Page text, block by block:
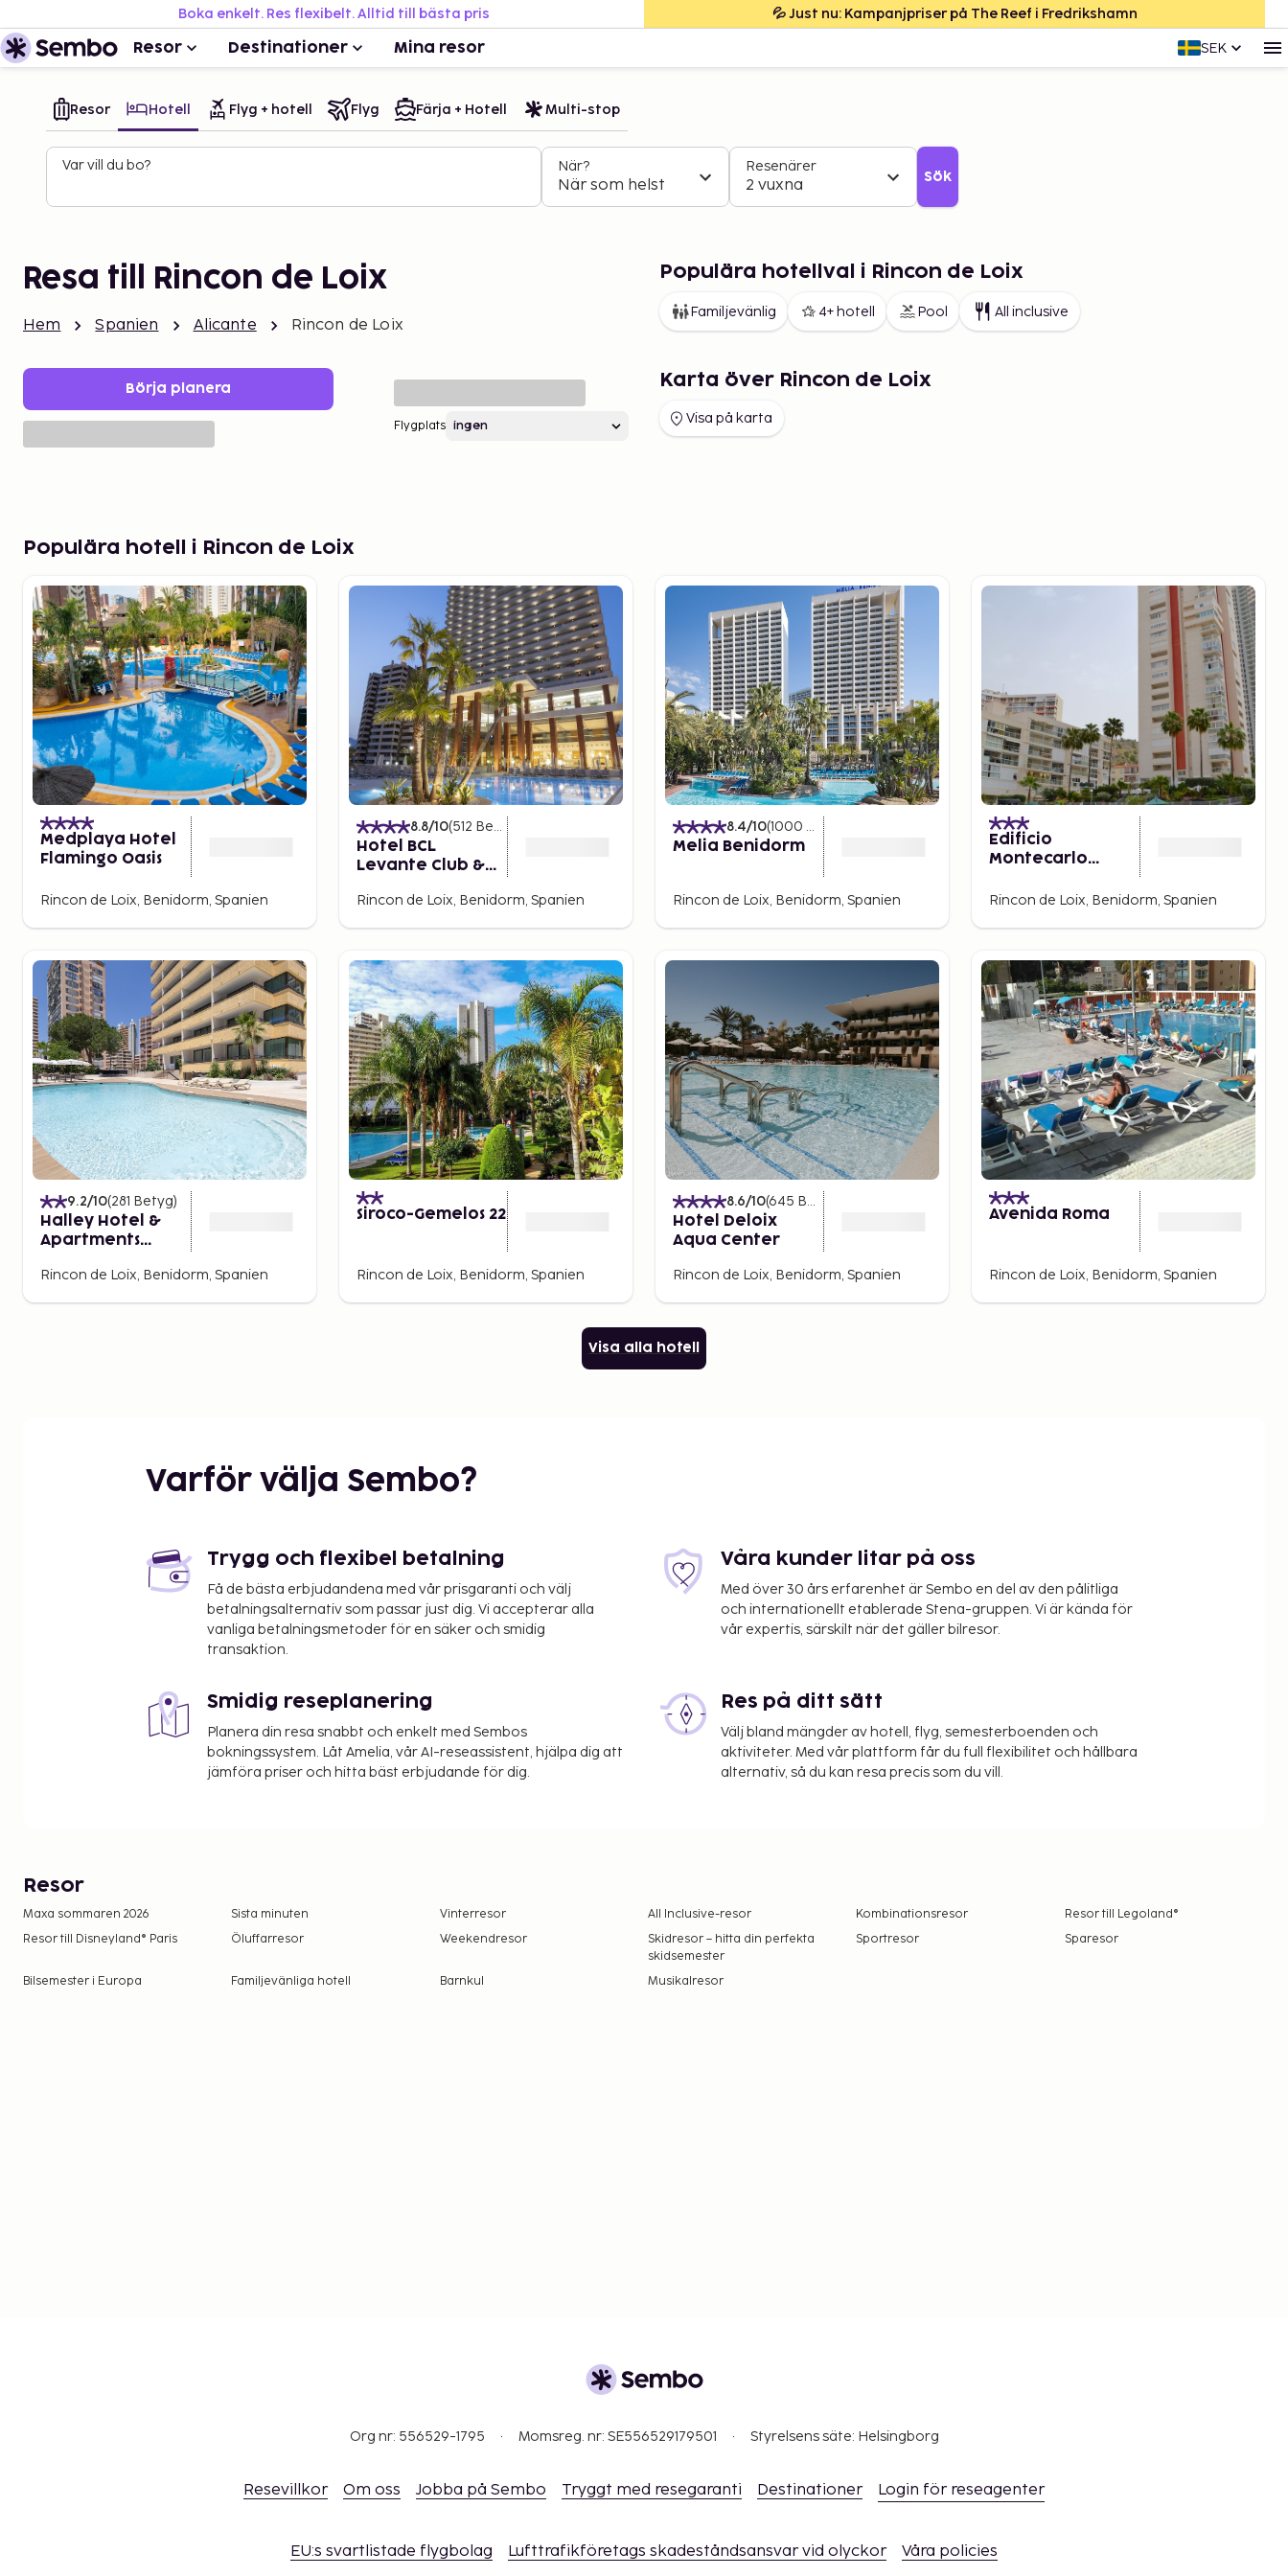
Boka enkelt. Res flexibelt. Alltid till bästa pris 💦 Just nu: Kampanjpriser på The Reef i Fredrikshamn
Resor Destinationer Mina resor SEK
Resor Hotell Flyg + hotell Flyg Färja + Hotell Multi-stop
Var vill du bo? När?
När som helst
Resenärer
2 vuxna Sök
Resa till Rincon de Loix
Hem Spanien Alicante Rincon de Loix
Börja planera
Flygplats
Populära hotellval i Rincon de Loix
Familjevänlig 4+ hotell Pool All inclusive
Karta över Rincon de Loix
Visa på karta
Populära hotell i Rincon de Loix
Medplaya Hotel
Flamingo Oasis
Rincon de Loix, Benidorm, Spanien
8.8/10(512 Betyg
Hotel BCL
Levante Club &
Rincon de Loix, Benidorm, Spanien
8.4/10(1000 Betyg
Melia Benidorm
Rincon de Loix, Benidorm, Spanien
Edificio
Montecarlo
Sonneil Rentals
Rincon de Loix, Benidorm, Spanien
9.2/10(281 Betyg)
Halley Hotel &
Apartments
Meliá
Rincon de Loix, Benidorm, Spanien
Siroco-Gemelos 22
Rincon de Loix, Benidorm, Spanien
8.6/10(645 Betyg
Hotel Deloix
Aqua Center
Rincon de Loix, Benidorm, Spanien
Avenida Roma
Rincon de Loix, Benidorm, Spanien
Visa alla hotell
Varför välja Sembo?
Trygg och flexibel betalning
Få de bästa erbjudandena med vår prisgaranti och välj
betalningsalternativ som passar just dig. Vi accepterar alla
vanliga betalningsmetoder för en säker och smidig
transaktion.
Våra kunder litar på oss
Med över 30 års erfarenhet är Sembo en del av den pålitliga
och internationellt etablerade Stena-gruppen. Vi är kända för
vår expertis, särskilt när det gäller bilresor.
Smidig reseplanering
Planera din resa snabbt och enkelt med Sembos
bokningssystem. Låt Amelia, vår AI-reseassistent, hjälpa dig att
jämföra priser och hitta bäst erbjudande för dig.
Res på ditt sätt
Välj bland mängder av hotell, flyg, semesterboenden och
aktiviteter. Med vår plattform får du full flexibilitet och hållbara
alternativ, så du kan resa precis som du vill.
Resor
Maxa sommaren 2026 Sista minuten Vinterresor All Inclusive-resor Kombinationsresor
Resor till Legoland®
Resor till Disneyland® Paris
Öluffarresor Weekendresor
Skidresor – hitta din perfekta
skidsemester
Sportresor Sparesor
Bilsemester i Europa Familjevänliga hotell Barnkul Musikalresor
Org nr: 556529-1795 Momsreg. nr: SE556529179501 Styrelsens säte: Helsingborg
Resevillkor Om oss Jobba på Sembo Tryggt med resegaranti Destinationer Login för reseagenter
EU:s svartlistade flygbolag Lufttrafikföretags skadeståndsansvar vid olyckor Våra policies